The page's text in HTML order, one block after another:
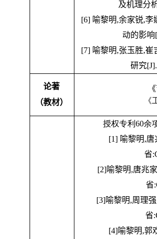
及机理分
[6] 喻黎明,余家锐,
动的影响
[7] 喻黎明,张玉胜,
研究
论著
（教材）
《
授权专利60余
[1] 喻黎明,
省
[2]喻黎明,唐兆
省
[3]喻黎明,周理
省
[4]喻黎明,郭